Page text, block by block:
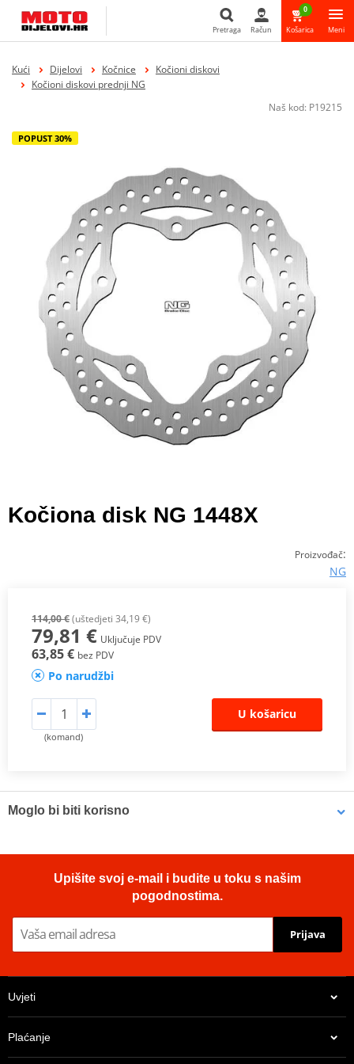
Pretraga Račun
0
Košarica Meni
Kući Dijelovi Kočnice
Kočioni diskovi
Kočioni diskovi prednji NG
Naš kod: P19215
POPUST 30%
Kočiona disk NG 1448X
Proizvođač:
NG
114,00 €(uštedjeti 34,19 €)
79,81 € Uključuje PDV
63,85 € bez PDV
Po narudžbi
(komand)
U košaricu
Moglo bi biti korisno
ml (ideal for workshops)
Upišite svoj e-mail i budite u toku s našim
pogodnostima.
Prijava
Uvjeti
Plaćanje